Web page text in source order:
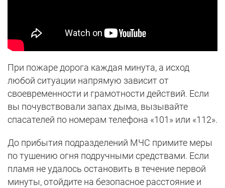
При пожаре дорога каждая минута, а исход
любой ситуации напрямую зависит от
своевременности и грамотности действий. Если
вы почувствовали запах дыма, вызывайте
спасателей по номерам телефона «101» или «112».
До прибытия подразделений МЧС примите меры
по тушению огня подручными средствами. Если
пламя не удалось остановить в течение первой
минуты, отойдите на безопасное расстояние и